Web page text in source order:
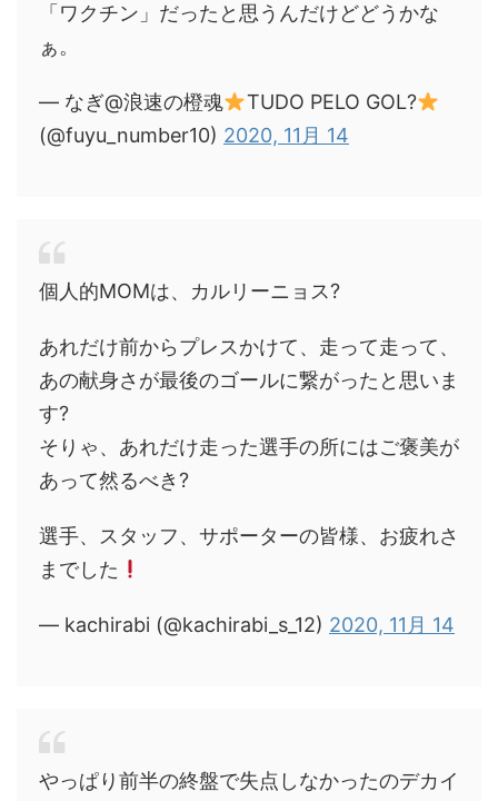
「ワクチン」だったと思うんだけどどうかな
ぁ。
— なぎ@浪速の橙魂
TUDO PELO GOL?
(@fuyu_number10) 2020, 11月 14
個人的MOMは、カルリーニョス?
あれだけ前からプレスかけて、走って走って、
あの献身さが最後のゴールに繋がったと思いま
す?
そりゃ、あれだけ走った選手の所にはご褒美が
あって然るべき?
選手、スタッフ、サポーターの皆様、お疲れさ
までした
— kachirabi (@kachirabi_s_12) 2020, 11月 14
やっぱり前半の終盤で失点しなかったのデカイ